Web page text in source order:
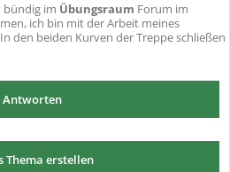
bündig im Übungsraum Forum im
ich bin mit der Arbeit meines
den beiden Kurven der Treppe schließen
Antworten
Thema erstellen